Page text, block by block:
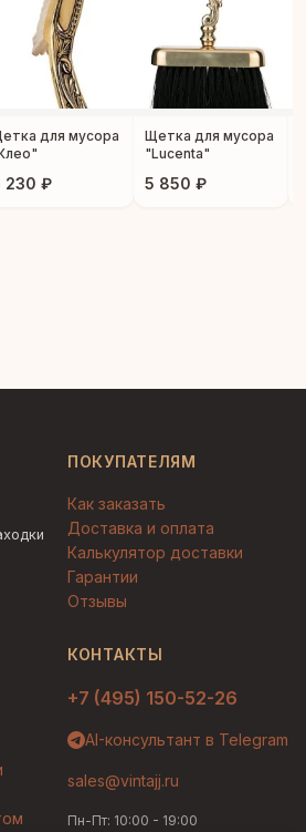
для мусора
230 ₽
Щетка для мусора
"Lucenta"
5 850 ₽
ПОКУПАТЕЛЯМ
Как заказать
Доставка и оплата
Калькулятор доставки
Гарантии
Отзывы
КОНТАКТЫ
+7 (495) 150-52-26
AI-консультант в Telegram
sales@vintajj.ru
Пн-Пт: 10:00 - 19:00